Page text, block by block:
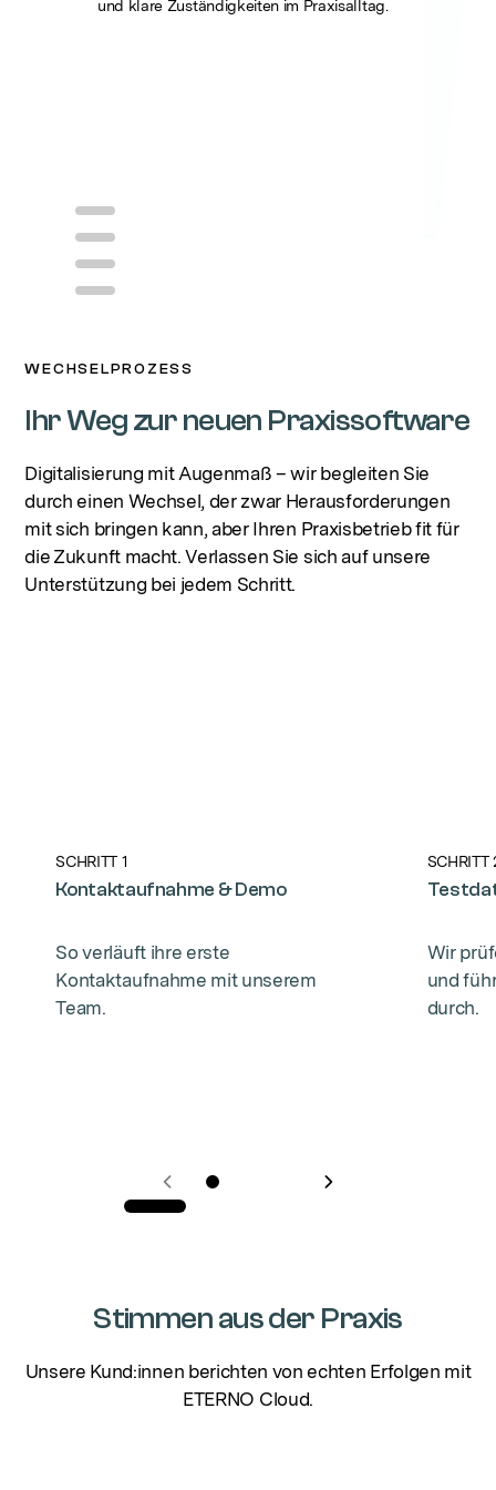
und klare Zuständigkeiten im Praxisalltag.
flexiblem Kalender.und klare Zuständigkeiten im Praxisalltag.
WECHSELPROZESS
Ihr Weg zur neuen Praxissoftware
Digitalisierung mit Augenmaß – wir begleiten Sie
durch einen Wechsel, der zwar Herausforderungen
mit sich bringen kann, aber Ihren Praxisbetrieb fit für
die Zukunft macht. Verlassen Sie sich auf unsere
Unterstützung bei jedem Schritt.
SCHRITT 1
Kontaktaufnahme & Demo
So verläuft ihre erste
Kontaktaufnahme mit unserem
Team.
SCHRITT
Wir
und
durch.
Stimmen aus der Praxis
Unsere Kund:innen berichten von echten Erfolgen mit
ETERNO Cloud.